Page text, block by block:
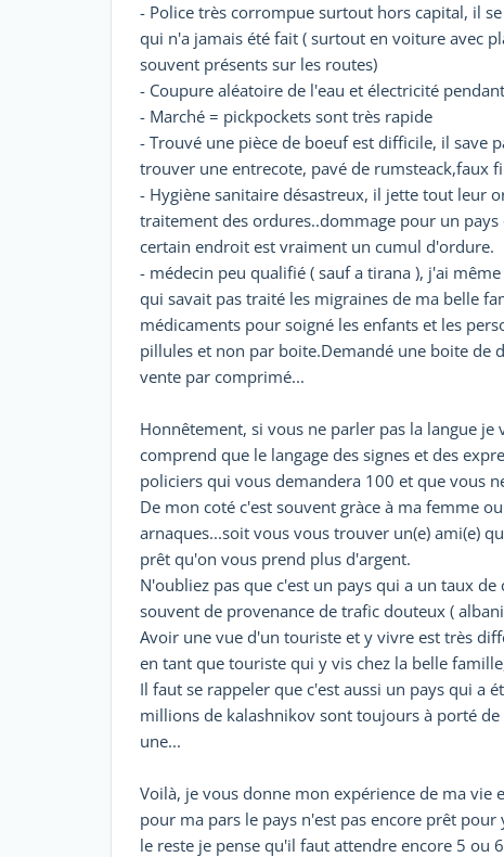
- Police très corrompue surtout hors capital, il
qui n'a jamais été fait ( surtout en voiture avec
souvent présents sur les routes)
- Coupure aléatoire de l'eau et électricité
- Marché = pickpockets sont très rapide
- Trouvé une pièce de boeuf est difficile, il save
trouver une entrecote, pavé de rumsteack,faux
- Hygiène sanitaire désastreux, il jette tout leur
traitement des ordures..dommage pour un
certain endroit est vraiment un cumul d'ordure.
- médecin peu qualifié ( sauf a tirana ), j'ai
qui savait pas traité les migraines de ma belle
médicaments pour soigné les enfants et les
pillules et non par boite.Demandé une boite de
vente par comprimé...
Honnêtement, si vous ne parler pas la langue
comprend que le langage des signes et des
policiers qui vous demandera 100 et que vous
De mon coté c'est souvent gràce à ma femme
arnaques...soit vous vous trouver un(e) ami(e)
prêt qu'on vous prend plus d'argent.
N'oubliez pas que c'est un pays qui a un taux
souvent de provenance de trafic douteux (
Avoir une vue d'un touriste et y vivre est très
en tant que touriste qui y vis chez la belle
Il faut se rappeler que c'est aussi un pays qui a
millions de kalashnikov sont toujours à porté
une...
Voilà, je vous donne mon expérience de ma vie
pour ma pars le pays n'est pas encore prêt
le reste je pense qu'il faut attendre encore 5 ou